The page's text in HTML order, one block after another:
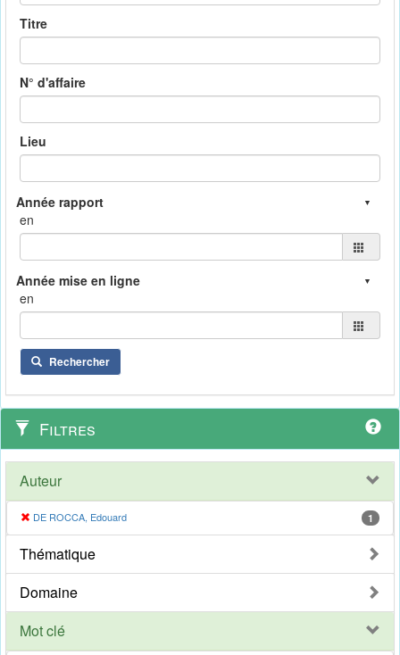
Titre
N° d'affaire
Lieu
en
en
Rechercher
Filtres
Auteur
DE ROCCA, Edouard 1
Thématique
Domaine
Mot clé